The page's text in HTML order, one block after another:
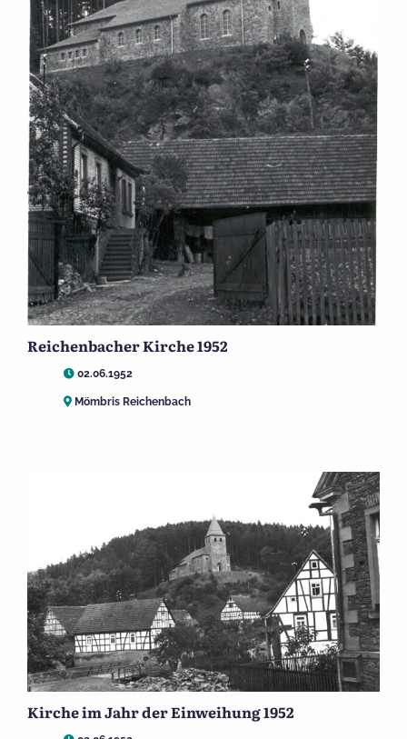
Reichenbacher Kirche 1952
02.06.1952
Mömbris Reichenbach
Kirche im Jahr der Einweihung 1952